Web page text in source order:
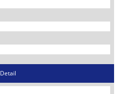
Detail